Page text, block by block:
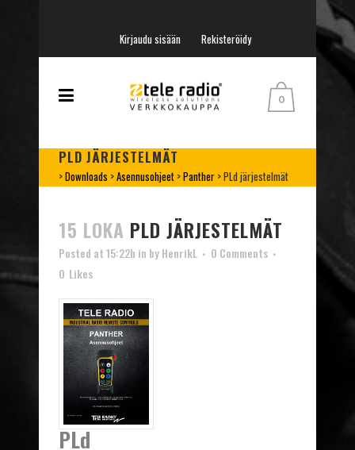
Kirjaudu sisään Rekisteröidy
0
PLD JÄRJESTELMÄT
>Downloads >Asennusohjeet >Panther >PLd järjestelmät
15 LOKA PLD JÄRJESTELMÄT
Posted at 15:22h in byHenrikL
0 Comments
0 Likes
PLd